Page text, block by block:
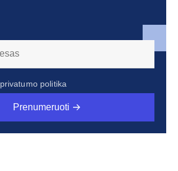
privatumo politika
Prenumeruoti